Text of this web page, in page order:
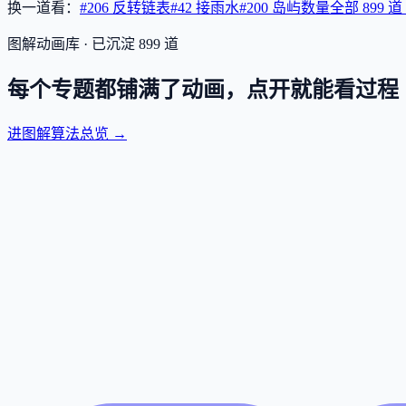
换一道看： #206 反转链表#42 接雨水#200 岛屿数量全部 899
图解动画库 · 已沉淀 899 道
每个专题都铺满了动画，点开就能看过程
进图解算法总览 →